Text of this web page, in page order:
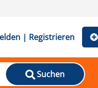
| Registrieren
Suchen